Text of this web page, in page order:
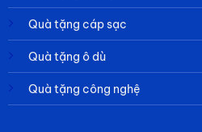
Quà tặng cáp sạc
Quà tặng ô dù
Quà tặng công nghệ